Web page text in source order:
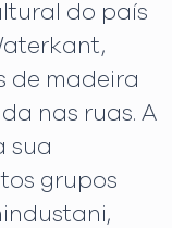
do país
de madeira
nas ruas. A
sua
grupos